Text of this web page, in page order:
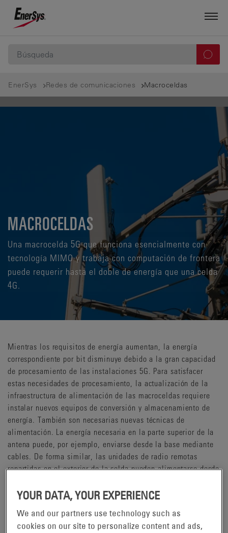
EnerSys Redes de comunicaciones Macroceldas
MACROCELDAS
Una macrocelda 5G que funciona esencialmente con
tecnología MIMO y trabaja con computación de frontera
puede requerir hasta el doble de energía que una celda
4G.
Mientras los requisitos de energía aumentan, la energía
correspondiente por bit disminuye debido a la gran capacidad
de procesamiento de las instalaciones 5G. Para satisfacer
estas necesidades de procesamiento, la actualización de la
infraestructura de alimentación de las macroceldas requiere
instalar nuevos equipos de conversión y almacenamiento de
energía. También son necesarias nuevas técnicas de
alimentación. La energía necesaria en la parte superior de la
antena puede, por ejemplo, enviarse desde la base mediante
cables. De forma similar, las unidades de radio remotas
repartidas en el exterior de la celda pueden alimentarse desde
YOUR DATA, YOUR EXPERIENCE
We and our partners use technology such as
cookies on our site to personalize content and ads,